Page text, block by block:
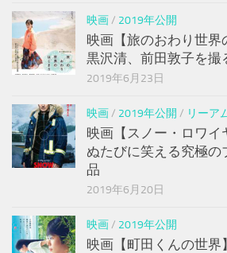
映画/ 2019年公開
映画【旅のおわり世界
黒沢清、前田敦子を撮
2019年6月23日
映画/ 2019年公開 / リーア
映画【スノー・ロワイ
ぬたびに笑える究極
品
2019年6月20日
映画/ 2019年公開
映画【町田くんの世界